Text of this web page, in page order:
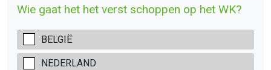
Wie gaat het het verst schoppen op het WK?
BELGIË
NEDERLAND